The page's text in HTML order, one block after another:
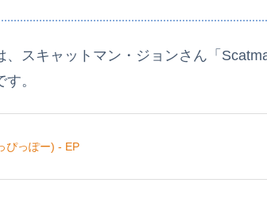
スキャットマン・ジョンさん「
。
ぴっぽー) - EP